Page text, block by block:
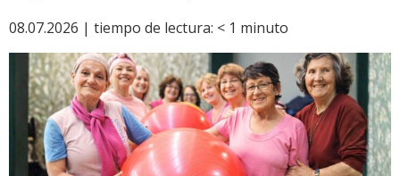
08.07.2026 | tiempo de lectura: < 1 minuto